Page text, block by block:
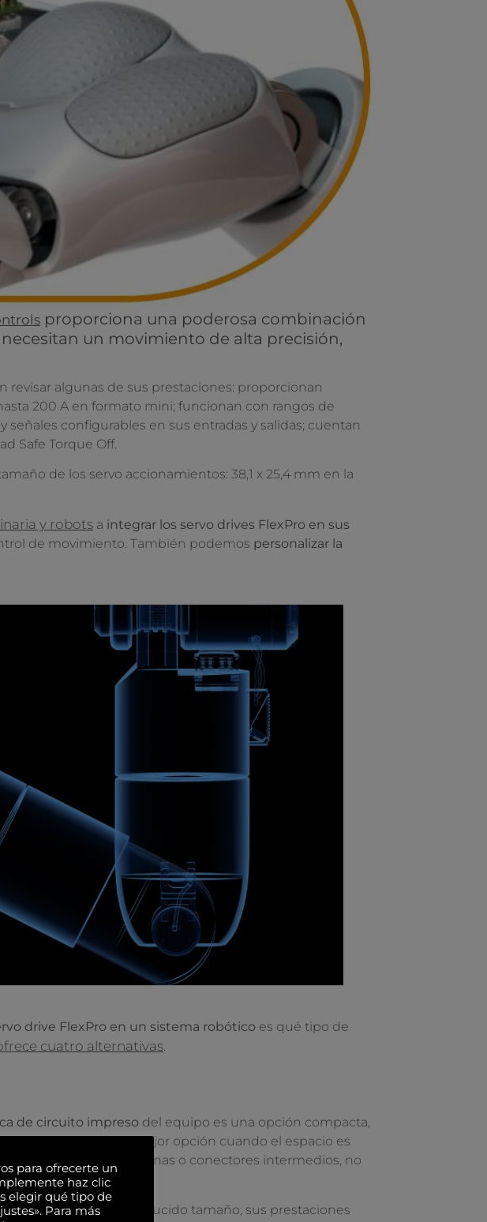
proporciona una poderosa combinación
un movimiento de alta precisión,
algunas de sus prestaciones: proporcionan
200 A en formato mini; funcionan con rangos de
señales configurables en sus entradas y salidas; cuentan
Safe Torque Off.
de los servo accionamientos: 38,1 x 25,4 mm en la
y robots a integrar los servo drives FlexPro en sus
de movimiento. También podemos personalizar la
drive FlexPro en un sistema robótico es qué tipo de
cuatro alternativas.
de circuito impreso del equipo es una opción compacta,
o varios ejes. Es la mejor opción cuando el espacio es
de carcasas externas o conectores intermedios, no
Controls. Pese a su reducido tamaño, sus prestaciones
para ofrecerte un
haz clic
elegir qué tipo de
Para más